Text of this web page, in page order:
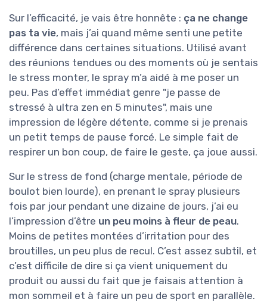
Sur l’efficacité, je vais être honnête : ça ne change
pas ta vie, mais j’ai quand même senti une petite
différence dans certaines situations. Utilisé avant
des réunions tendues ou des moments où je sentais
le stress monter, le spray m’a aidé à me poser un
peu. Pas d’effet immédiat genre "je passe de
stressé à ultra zen en 5 minutes", mais une
impression de légère détente, comme si je prenais
un petit temps de pause forcé. Le simple fait de
respirer un bon coup, de faire le geste, ça joue aussi.
Sur le stress de fond (charge mentale, période de
boulot bien lourde), en prenant le spray plusieurs
fois par jour pendant une dizaine de jours, j’ai eu
l’impression d’être un peu moins à fleur de peau.
Moins de petites montées d’irritation pour des
broutilles, un peu plus de recul. C’est assez subtil, et
c’est difficile de dire si ça vient uniquement du
produit ou aussi du fait que je faisais attention à
mon sommeil et à faire un peu de sport en parallèle.